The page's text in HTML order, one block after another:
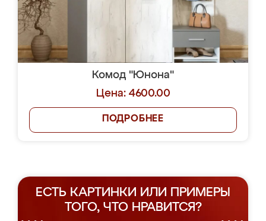
Комод "Юнона"
Цена: 4600.00
ПОДРОБНЕЕ
ЕСТЬ КАРТИНКИ ИЛИ ПРИМЕРЫ
ТОГО, ЧТО НРАВИТСЯ?